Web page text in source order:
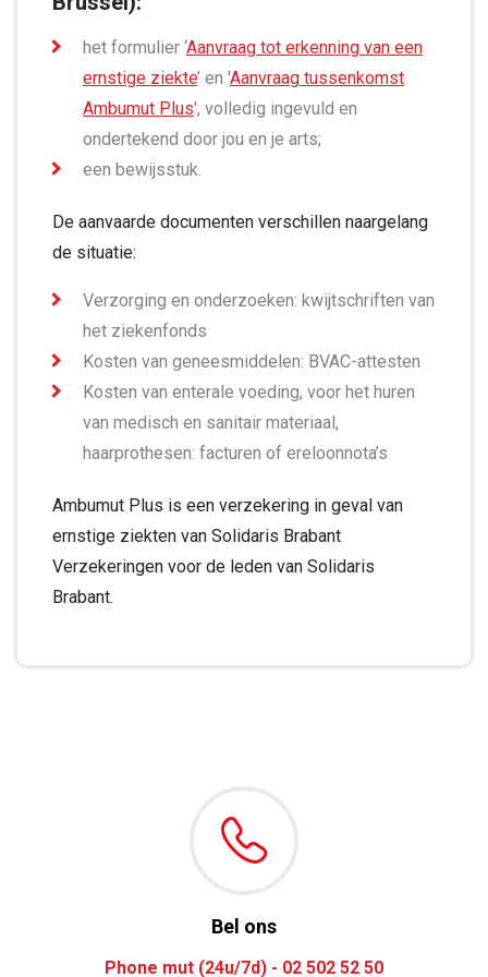
het formulier ‘Aanvraag tot erkenning van een
ernstige ziekte’ en 'Aanvraag tussenkomst
Ambumut Plus', volledig ingevuld en
ondertekend door jou en je arts;
een bewijsstuk.
De aanvaarde documenten verschillen naargelang
de situatie:
Verzorging en onderzoeken: kwijtschriften van
het ziekenfonds
Kosten van geneesmiddelen: BVAC-attesten
Kosten van enterale voeding, voor het huren
van medisch en sanitair materiaal,
haarprothesen: facturen of ereloonnota’s
Ambumut Plus is een verzekering in geval van
ernstige ziekten van Solidaris Brabant
Verzekeringen voor de leden van Solidaris
Brabant.
Bel ons
Phone mut (24u/7d) - 02 502 52 50